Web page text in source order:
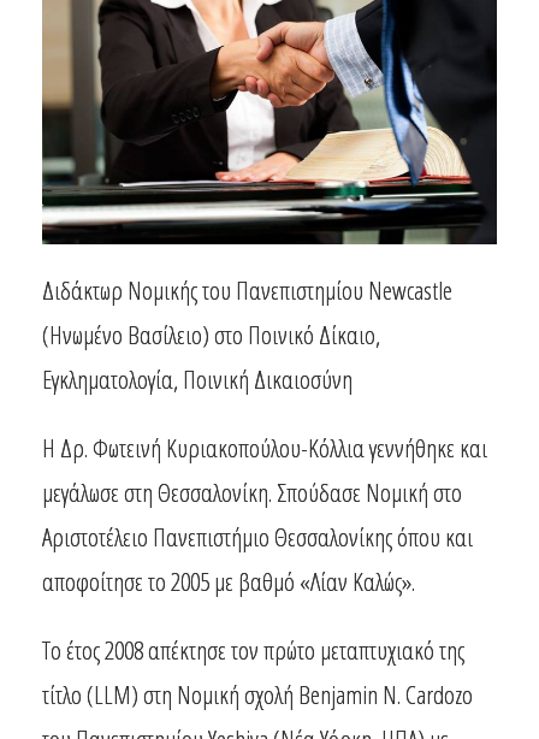
Διδάκτωρ Νομικής του Πανεπιστημίου Newcastle
(Ηνωμένο Βασίλειο) στο Ποινικό Δίκαιο,
Εγκληματολογία, Ποινική Δικαιοσύνη
Η Δρ. Φωτεινή Κυριακοπούλου-Κόλλια γεννήθηκε και
μεγάλωσε στη Θεσσαλονίκη. Σπούδασε Νομική στο
Αριστοτέλειο Πανεπιστήμιο Θεσσαλονίκης όπου και
αποφοίτησε το 2005 με βαθμό «Λίαν Καλώς».
Το έτος 2008 απέκτησε τον πρώτο μεταπτυχιακό της
τίτλο (LLM) στη Νομική σχολή Benjamin N. Cardozo